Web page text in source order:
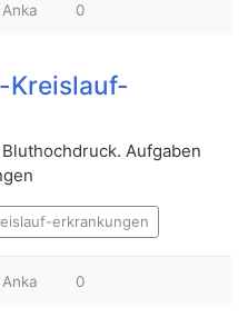
Anka 0
Kreislauf-
Aufgaben
erkrankungen
Anka 0